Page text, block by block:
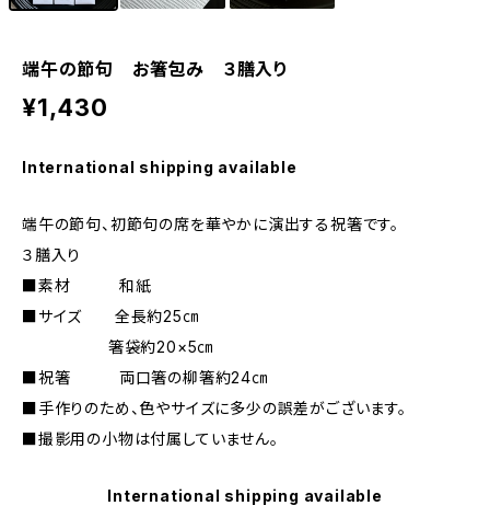
端午の節句 お箸包み ３膳入り
¥1,430
International shipping available
端午の節句、初節句の席を華やかに演出する祝箸です。
３膳入り
■素材 和紙
■サイズ 全長約25㎝
箸袋約20×5㎝
■祝箸 両口箸の柳箸約24㎝
■手作りのため、色やサイズに多少の誤差がございます。
■撮影用の小物は付属していません。
International shipping available